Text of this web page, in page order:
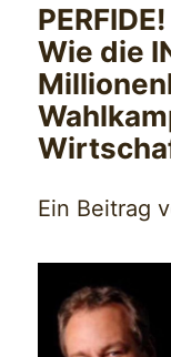
Wie die
Ein Beitrag